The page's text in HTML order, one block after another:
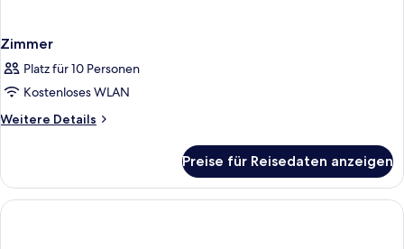
Zimmer
Platz für 10 Personen
Kostenloses WLAN
Weitere Details
Weitere
Preise für Reisedaten anzeigen